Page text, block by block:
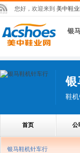
您好，欢迎来到 美中鞋业
银
银
鞋
首页 公
银马鞋机针车行